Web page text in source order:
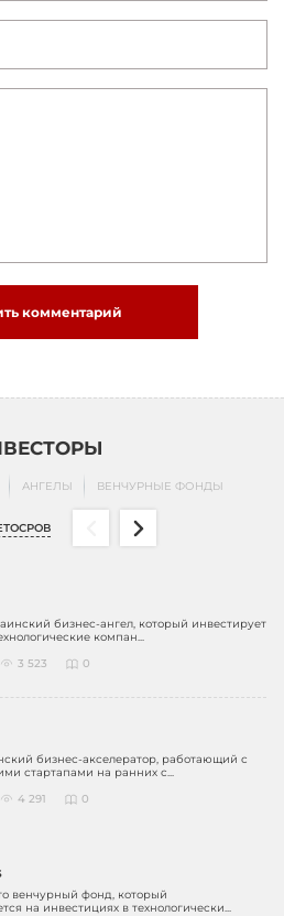
комментарий
АНГЕЛЫ ВЕНЧУРНЫЕ ФОНДЫ
бизнес-ангел, который инвестирует
компан...
3 523 0
бизнес-акселератор, работающий с
стартапами на ранних с...
4 291 0
венчурный фонд, который
на инвестициях в технологически...